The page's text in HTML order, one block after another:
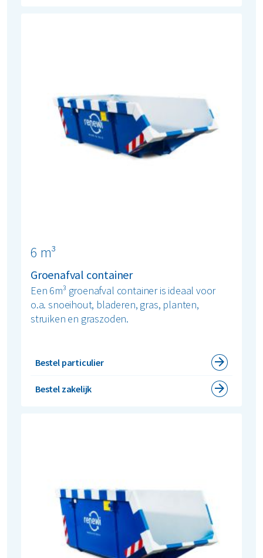
6 m³
Groenafval container
Een 6m³ groenafval container is ideaal voor
o.a. snoeihout, bladeren, gras, planten,
struiken en graszoden.
Bestel particulier
Bestel zakelijk